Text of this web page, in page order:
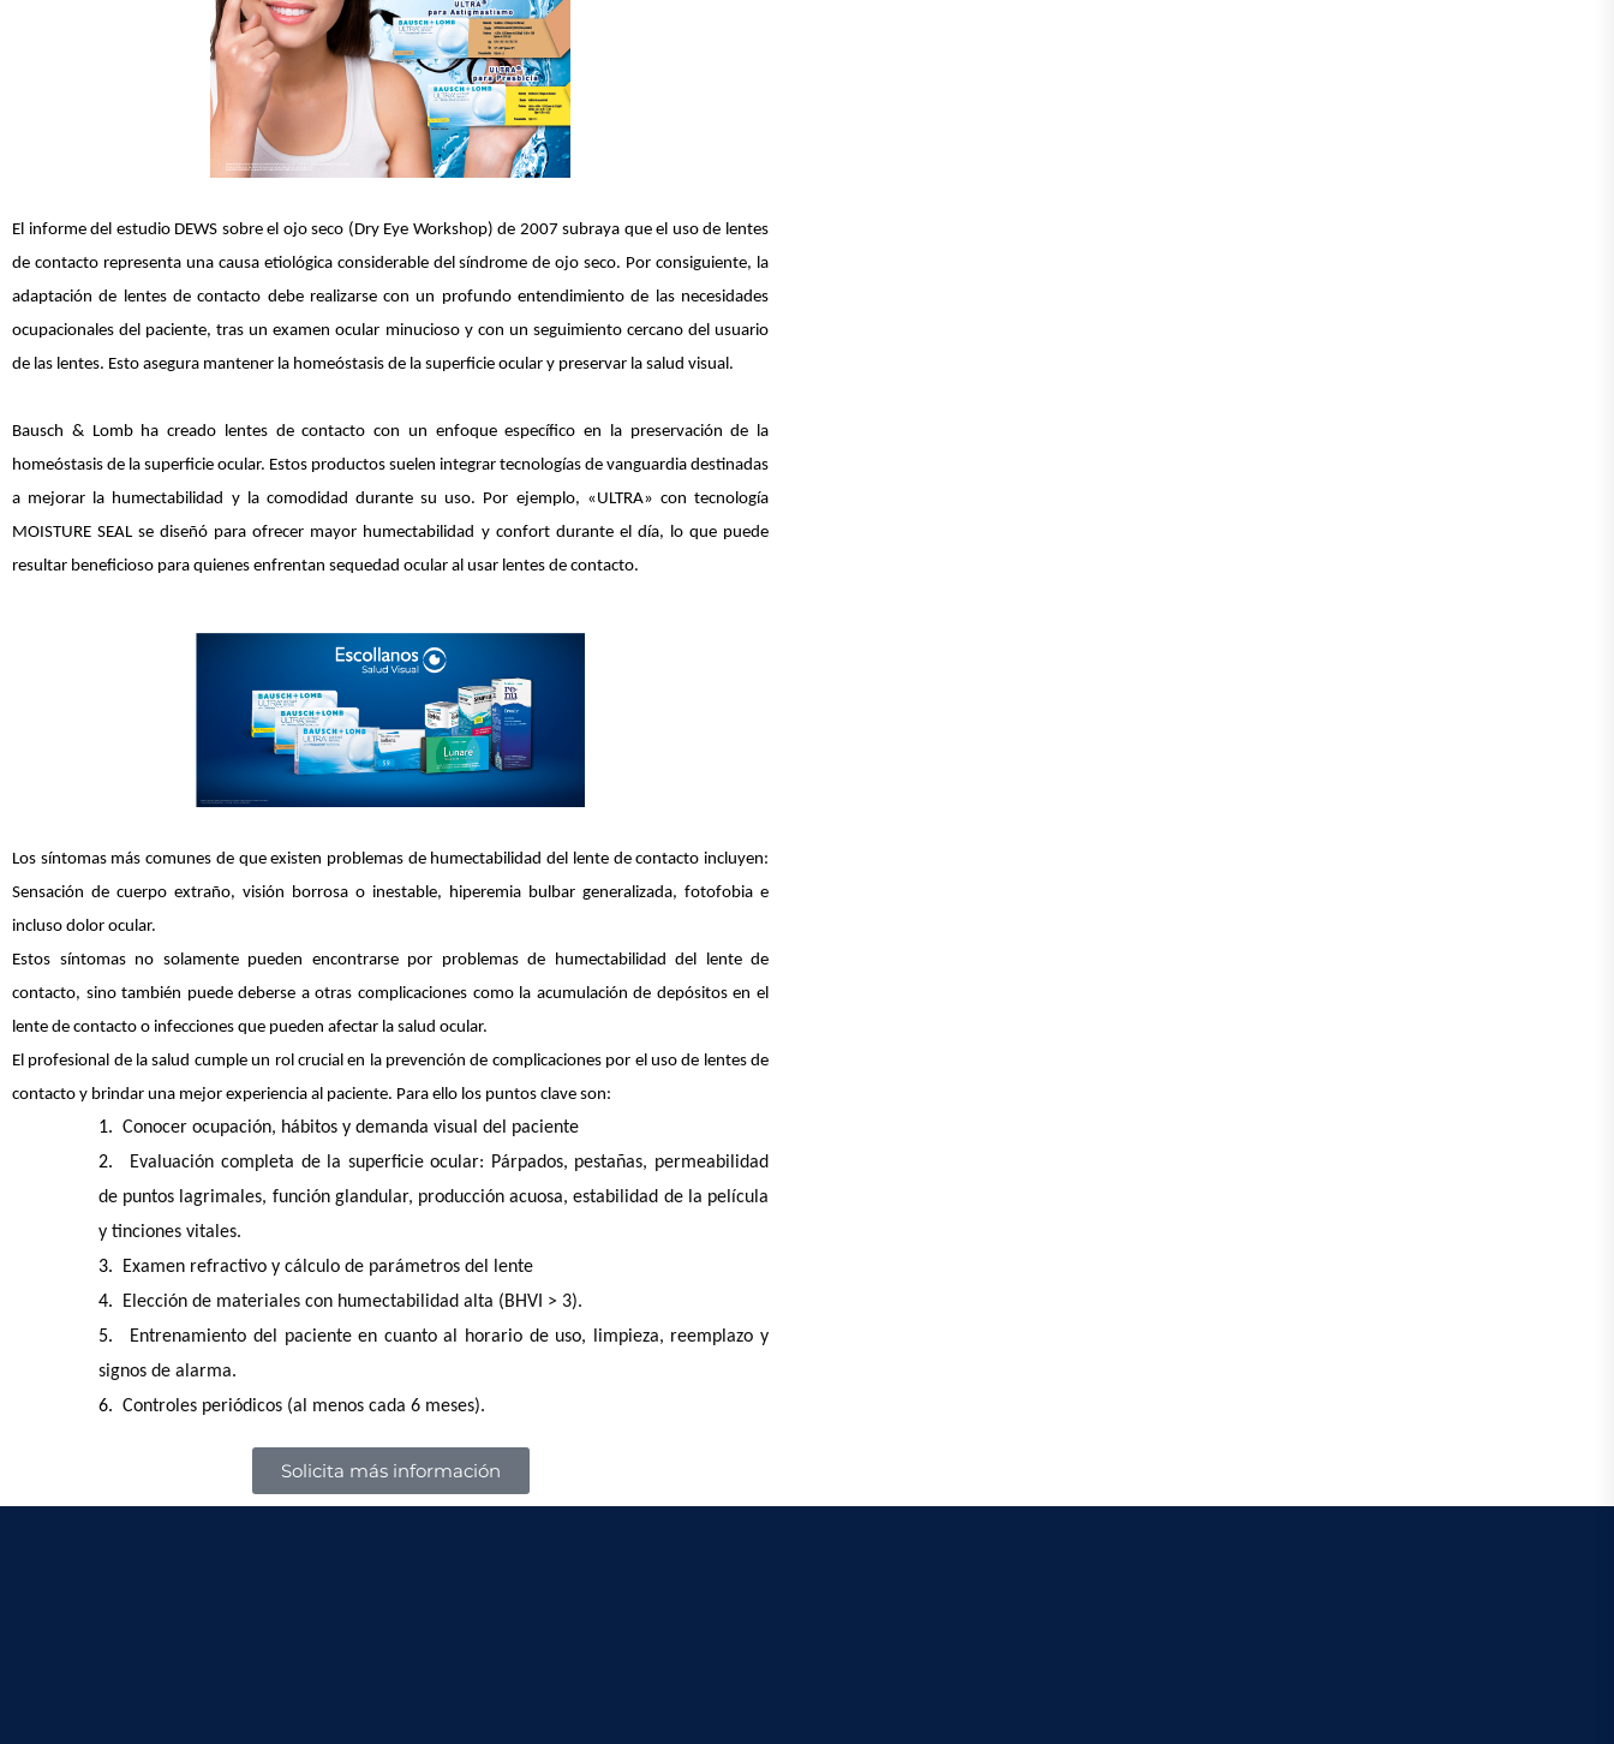
El informe del estudio DEWS sobre el ojo seco (Dry Eye Workshop) de 2007 subraya que el uso de lentes
de contacto representa una causa etiológica considerable del síndrome de ojo seco. Por consiguiente, la
adaptación de lentes de contacto debe realizarse con un profundo entendimiento de las necesidades
ocupacionales del paciente, tras un examen ocular minucioso y con un seguimiento cercano del usuario
de las lentes. Esto asegura mantener la homeóstasis de la superficie ocular y preservar la salud visual.
Bausch & Lomb ha creado lentes de contacto con un enfoque específico en la preservación de la
homeóstasis de la superficie ocular. Estos productos suelen integrar tecnologías de vanguardia destinadas
a mejorar la humectabilidad y la comodidad durante su uso. Por ejemplo, «ULTRA» con tecnología
MOISTURE SEAL se diseñó para ofrecer mayor humectabilidad y confort durante el día, lo que puede
resultar beneficioso para quienes enfrentan sequedad ocular al usar lentes de contacto.
Los síntomas más comunes de que existen problemas de humectabilidad del lente de contacto incluyen:
Sensación de cuerpo extraño, visión borrosa o inestable, hiperemia bulbar generalizada, fotofobia e
incluso dolor ocular.
Estos síntomas no solamente pueden encontrarse por problemas de humectabilidad del lente de
contacto, sino también puede deberse a otras complicaciones como la acumulación de depósitos en el
lente de contacto o infecciones que pueden afectar la salud ocular.
El profesional de la salud cumple un rol crucial en la prevención de complicaciones por el uso de lentes de
contacto y brindar una mejor experiencia al paciente. Para ello los puntos clave son:
1. Conocer ocupación, hábitos y demanda visual del paciente
2.
Evaluación completa de la superficie ocular: Párpados, pestañas, permeabilidad
de puntos lagrimales, función glandular, producción acuosa, estabilidad de la película
y tinciones vitales.
3.
Examen refractivo y cálculo de parámetros del lente
4.
Elección de materiales con humectabilidad alta (BHVI > 3).
5.
Entrenamiento del paciente en cuanto al horario de uso, limpieza, reemplazo y
signos de alarma.
6. Controles periódicos (al menos cada 6 meses).
Solicita más información